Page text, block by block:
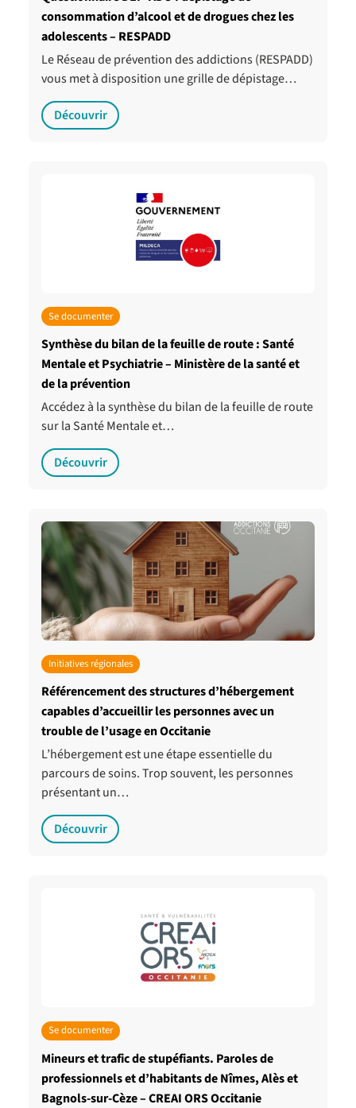
consommation d’alcool et de drogues chez les
adolescents – RESPADD
Le Réseau de prévention des addictions (RESPADD)
vous met à disposition une grille de dépistage…
Découvrir
Se documenter
Synthèse du bilan de la feuille de route : Santé
Mentale et Psychiatrie – Ministère de la santé et
de la prévention
Accédez à la synthèse du bilan de la feuille de route
sur la Santé Mentale et…
Découvrir
Initiatives régionales
Référencement des structures d’hébergement
capables d’accueillir les personnes avec un
trouble de l’usage en Occitanie
L’hébergement est une étape essentielle du
parcours de soins. Trop souvent, les personnes
présentant un…
Découvrir
Se documenter
Mineurs et trafic de stupéfiants. Paroles de
professionnels et d’habitants de Nîmes, Alès et
Bagnols-sur-Cèze – CREAI ORS Occitanie